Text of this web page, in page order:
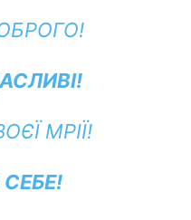
МРІЇ!
СЕБЕ!